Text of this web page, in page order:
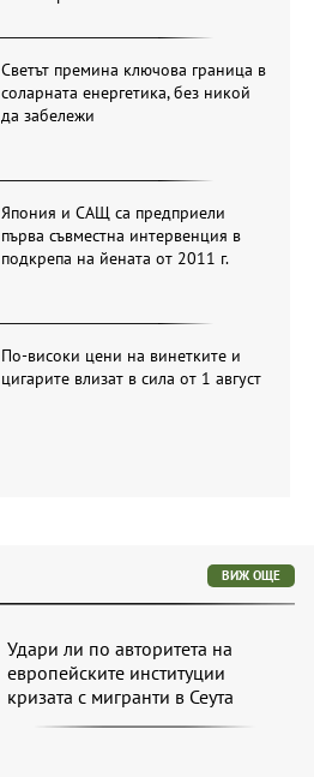
Светът премина ключова граница в
соларната енергетика, без никой
да забележи
Япония и САЩ са предприели
първа съвместна интервенция в
подкрепа на йената от 2011 г.
По-високи цени на винетките и
цигарите влизат в сила от 1 август
ВИЖ ОЩЕ
Удари ли по авторитета на
европейските институции
кризата с мигранти в Сеута